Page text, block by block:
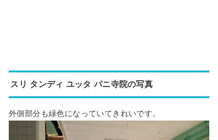
スリ タンディ ユッタ パニ寺院の写真
外側部分も緑色になっていてきれいです。